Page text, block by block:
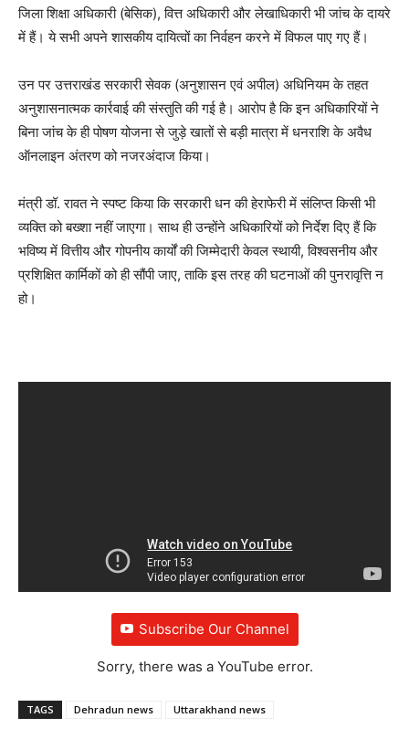
जिला शिक्षा अधिकारी (बेसिक), वित्त अधिकारी और लेखाधिकारी भी जांच के दायरे
में हैं। ये सभी अपने शासकीय दायित्वों का निर्वहन करने में विफल पाए गए हैं।
उन पर उत्तराखंड सरकारी सेवक (अनुशासन एवं अपील) अधिनियम के तहत
अनुशासनात्मक कार्रवाई की संस्तुति की गई है। आरोप है कि इन अधिकारियों ने
बिना जांच के ही पोषण योजना से जुड़े खातों से बड़ी मात्रा में धनराशि के अवैध
ऑनलाइन अंतरण को नजरअंदाज किया।
मंत्री डॉ. रावत ने स्पष्ट किया कि सरकारी धन की हेराफेरी में संलिप्त किसी भी
व्यक्ति को बख्शा नहीं जाएगा। साथ ही उन्होंने अधिकारियों को निर्देश दिए हैं कि
भविष्य में वित्तीय और गोपनीय कार्यों की जिम्मेदारी केवल स्थायी, विश्वसनीय और
प्रशिक्षित कार्मिकों को ही सौंपी जाए, ताकि इस तरह की घटनाओं की पुनरावृत्ति न
हो।
Subscribe Our Channel
Sorry, there was a YouTube error.
TAGS Dehradun news Uttarakhand news